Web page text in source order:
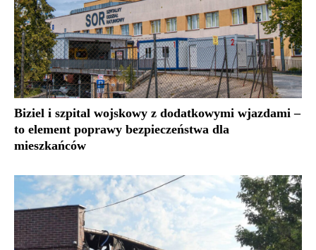
Biziel i szpital wojskowy z dodatkowymi wjazdami –
to element poprawy bezpieczeństwa dla
mieszkańców